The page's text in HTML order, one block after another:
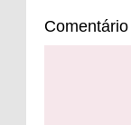
Comentário